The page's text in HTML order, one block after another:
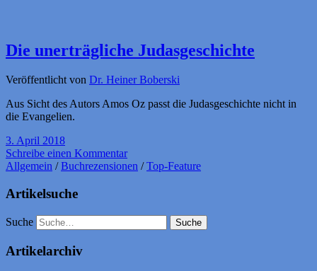
Die unerträgliche Judasgeschichte
Veröffentlicht von Dr. Heiner Boberski
Aus Sicht des Autors Amos Oz passt die Judasgeschichte nicht in
die Evangelien.
3. April 2018
Schreibe einen Kommentar
Allgemein /Buchrezensionen /Top-Feature
Artikelsuche
Suche
Artikelarchiv